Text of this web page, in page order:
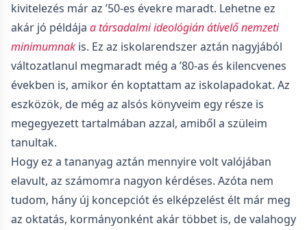
kivitelezés már az ’50-es évekre maradt. Lehetne ez
akár jó példája a társadalmi ideológián átívelő nemzeti
minimumnak is. Ez az iskolarendszer aztán nagyjából
változatlanul megmaradt még a ’80-as és kilencvenes
években is, amikor én koptattam az iskolapadokat. Az
eszközök, de még az alsós könyveim egy része is
megegyezett tartalmában azzal, amiből a szüleim
tanultak.
Hogy ez a tananyag aztán mennyire volt valójában
elavult, az számomra nagyon kérdéses. Azóta nem
tudom, hány új koncepciót és elképzelést élt már meg
az oktatás, kormányonként akár többet is, de valahogy